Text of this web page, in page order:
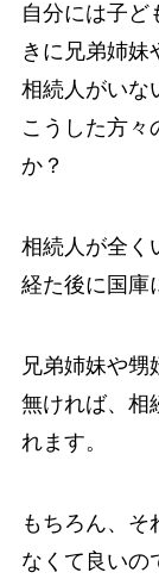
自分には子ど
きに兄弟姉妹
相続人がいな
こうした方々
か？
相続人が全く
経た後に国庫
兄弟姉妹や甥
無ければ、相
れます。
もちろん、そ
なくて良いの